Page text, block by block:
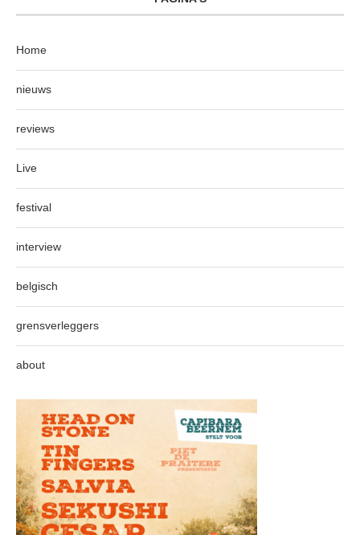
Home
nieuws
reviews
Live
festival
interview
belgisch
grensverleggers
about